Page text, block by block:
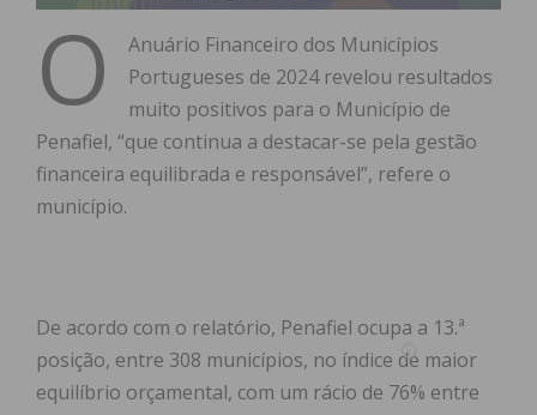
O
Anuário Financeiro dos Municípios
Portugueses de 2024 revelou resultados
muito positivos para o Município de
Penafiel, “que continua a destacar-se pela gestão
financeira equilibrada e responsável”, refere o
município.
De acordo com o relatório, Penafiel ocupa a 13.ª
posição, entre 308 municípios, no índice de maior
equilíbrio orçamental, com um rácio de 76% entre